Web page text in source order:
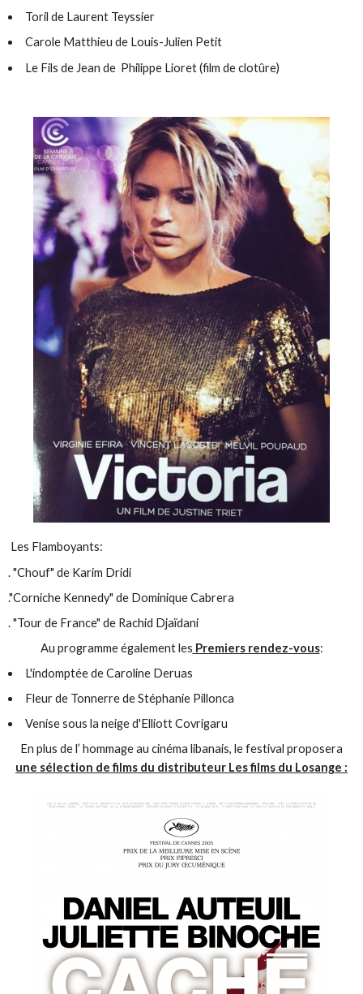
Toril de Laurent Teyssier
Carole Matthieu de Louis-Julien Petit
Le Fils de Jean de Philippe Lioret (film de clotûre)
Les Flamboyants:
. "Chouf" de Karim Dridi
."Corniche Kennedy" de Dominique Cabrera
. "Tour de France" de Rachid Djaïdani
Au programme également les Premiers rendez-vous:
L'indomptée de Caroline Deruas
Fleur de Tonnerre de Stéphanie Pillonca
Venise sous la neige d'Elliott Covrigaru
En plus de l’ hommage au cinéma libanais, le festival proposera
une sélection de films du distributeur Les films du Losange :